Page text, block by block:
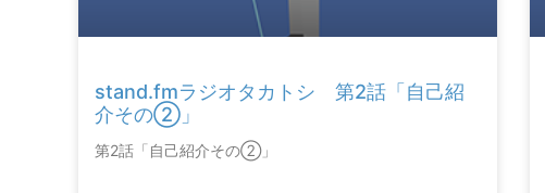
stand.fmラジオタカトシ 第2話「自己紹
介その②」
第2話「自己紹介その②」